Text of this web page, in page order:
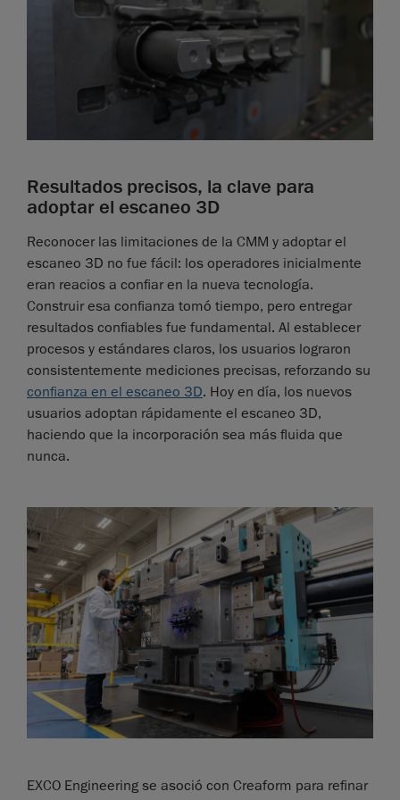
Resultados precisos, la clave para
adoptar el escaneo 3D
Reconocer las limitaciones de la CMM y adoptar el
escaneo 3D no fue fácil: los operadores inicialmente
eran reacios a confiar en la nueva tecnología.
Construir esa confianza tomó tiempo, pero entregar
resultados confiables fue fundamental. Al establecer
procesos y estándares claros, los usuarios lograron
consistentemente mediciones precisas, reforzando su
confianza en el escaneo 3D. Hoy en día, los nuevos
usuarios adoptan rápidamente el escaneo 3D,
haciendo que la incorporación sea más fluida que
nunca.
EXCO Engineering se asoció con Creaform para refinar